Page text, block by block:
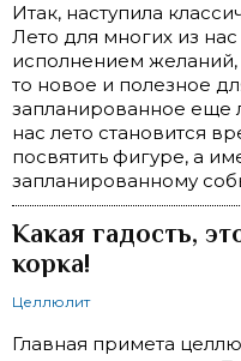
Итак, наступила
Лето для многих из
исполнением желаний,
то новое и полезное
запланированное еще
нас лето становится
посвятить фигуре, а
запланированному
Какая гадость,
корка!
Целлюлит
Главная примета